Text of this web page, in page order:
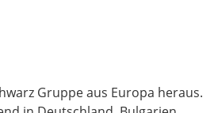
Gruppe aus Europa heraus.